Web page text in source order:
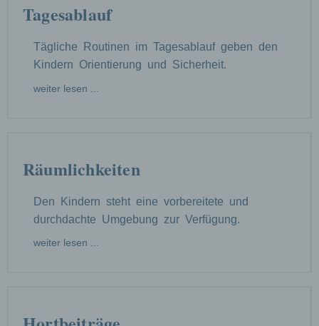
Tagesablauf
Tägliche Routinen im Tagesablauf geben den
Kindern Orientierung und Sicherheit.
weiter lesen ...
Räumlichkeiten
Den Kindern steht eine vorbereitete und
durchdachte Umgebung zur Verfügung.
weiter lesen ...